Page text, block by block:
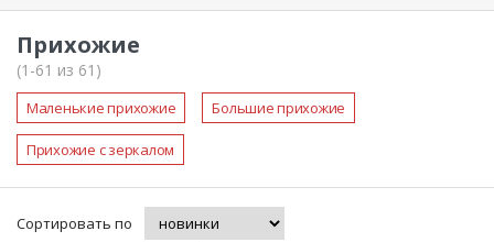
Прихожие
(1-61 из 61)
Маленькие прихожие Большие прихожие
Прихожие с зеркалом
Сортировать по